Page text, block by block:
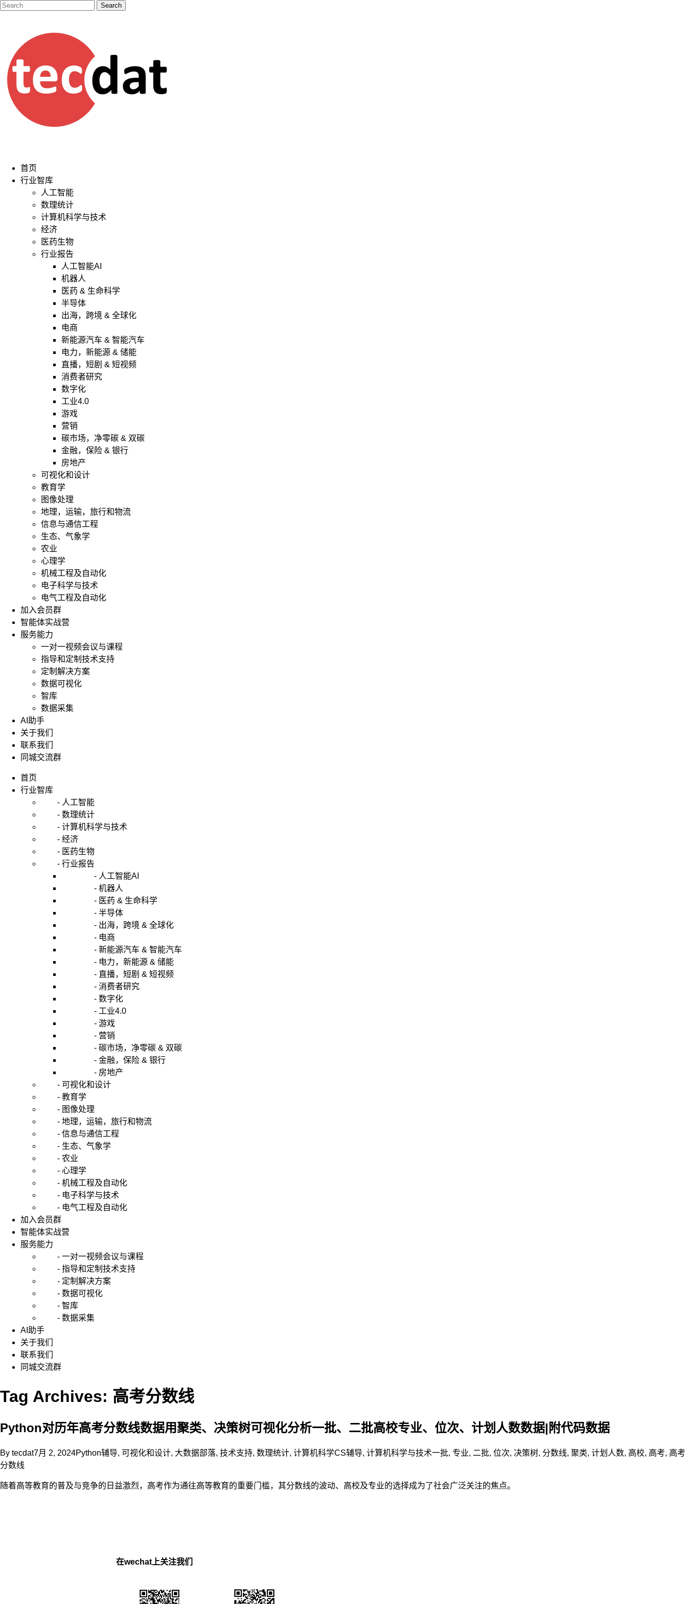
首页
行业智库
人工智能
数理统计
计算机科学与技术
经济
医药生物
行业报告
人工智能AI
机器人
医药 & 生命科学
半导体
出海，跨境 & 全球化
电商
新能源汽车 & 智能汽车
电力，新能源 & 储能
直播，短剧 & 短视频
消费者研究
数字化
工业4.0
游戏
营销
碳市场，净零碳 & 双碳
金融，保险 & 银行
房地产
可视化和设计
教育学
图像处理
地理，运输，旅行和物流
信息与通信工程
生态、气象学
农业
心理学
机械工程及自动化
电子科学与技术
电气工程及自动化
加入会员群
智能体实战营
服务能力
一对一视频会议与课程
指导和定制技术支持
定制解决方案
数据可视化
智库
数据采集
AI助手
关于我们
联系我们
同城交流群
首页
行业智库
- 人工智能
- 数理统计
- 计算机科学与技术
- 经济
- 医药生物
- 行业报告
- 人工智能AI
- 机器人
- 医药 & 生命科学
- 半导体
- 出海，跨境 & 全球化
- 电商
- 新能源汽车 & 智能汽车
- 电力，新能源 & 储能
- 直播，短剧 & 短视频
- 消费者研究
- 数字化
- 工业4.0
- 游戏
- 营销
- 碳市场，净零碳 & 双碳
- 金融，保险 & 银行
- 房地产
- 可视化和设计
- 教育学
- 图像处理
- 地理，运输，旅行和物流
- 信息与通信工程
- 生态、气象学
- 农业
- 心理学
- 机械工程及自动化
- 电子科学与技术
- 电气工程及自动化
加入会员群
智能体实战营
服务能力
- 一对一视频会议与课程
- 指导和定制技术支持
- 定制解决方案
- 数据可视化
- 智库
- 数据采集
AI助手
关于我们
联系我们
同城交流群
Tag Archives: 高考分数线
Python对历年高考分数线数据用聚类、决策树可视化分析一批、二批高校专业、位次、计划人数数据|附代码数据
By tecdat7月 2, 2024Python辅导, 可视化和设计, 大数据部落, 技术支持, 数理统计, 计算机科学CS辅导, 计算机科学与技术一批, 专业, 二批, 位次, 决策树, 分数线, 聚类, 计划人数, 高校, 高考, 高考
分数线
随着高等教育的普及与竞争的日益激烈，高考作为通往高等教育的重要门槛，其分数线的波动、高校及专业的选择成为了社会广泛关注的焦点。
在wechat上关注我们